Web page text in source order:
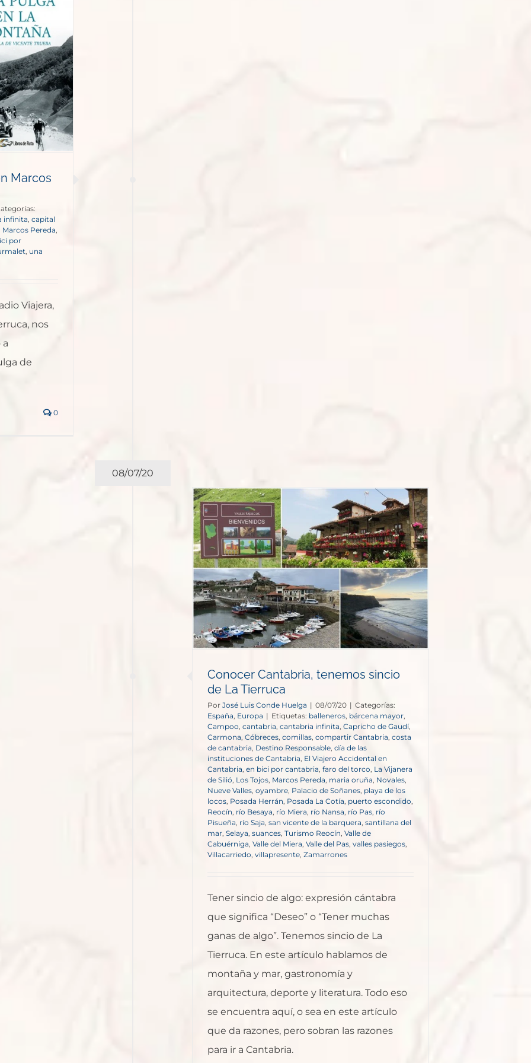
Marcos
infinita, capital
Marcos Pereda,
por
, una
Viajera,
nos
a
de
0
08/07/20
Conocer Cantabria, tenemos sincio
de La Tierruca
Por José Luis Conde Huelga | 08/07/20 | Categorías:
España, Europa | Etiquetas: balleneros, bárcena mayor,
Campoo, cantabria, cantabria infinita, Capricho de Gaudí,
Carmona, Cóbreces, comillas, compartir Cantabria, costa
de cantabria, Destino Responsable, día de las
instituciones de Cantabria, El Viajero Accidental en
Cantabria, en bici por cantabria, faro del torco, La Vijanera
de Silió, Los Tojos, Marcos Pereda, maria oruña, Novales,
Nueve Valles, oyambre, Palacio de Soñanes, playa de los
locos, Posada Herrán, Posada La Cotía, puerto escondido,
Reocín, río Besaya, río Miera, río Nansa, río Pas, río
Pisueña, río Saja, san vicente de la barquera, santillana del
mar, Selaya, suances, Turismo Reocín, Valle de
Cabuérniga, Valle del Miera, Valle del Pas, valles pasiegos,
Villacarriedo, villapresente, Zamarrones
Tener sincio de algo: expresión cántabra
que significa “Deseo” o “Tener muchas
ganas de algo”. Tenemos sincio de La
Tierruca. En este artículo hablamos de
montaña y mar, gastronomía y
arquitectura, deporte y literatura. Todo eso
se encuentra aquí, o sea en este artículo
que da razones, pero sobran las razones
para ir a Cantabria.